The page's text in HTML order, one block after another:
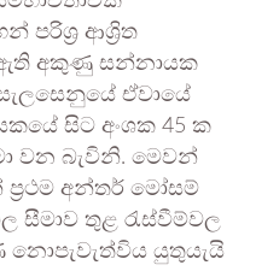
පරිශ්‍ර ආශ්‍රිත
අකුණු සන්නායක
ඒවායේ
සිට අංශක 45 ක
වන බැවිනි. මෙවන්
අන්තර් මෝසම්
සීමාව තුළ රැස්වීම්වල
නොපැවැත්විය යුතුයැයි